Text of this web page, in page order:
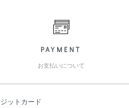
PAYMENT
お支払いについて
ットカード